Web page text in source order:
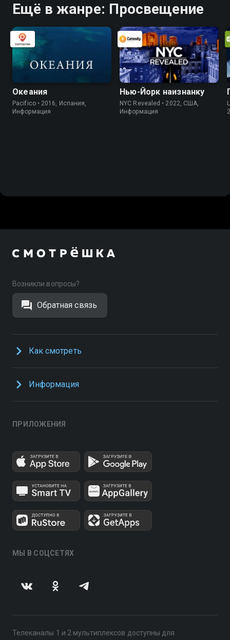
Ещё в жанре: Просвещение
Океания
Pacifico • 2016, Испания,
Информация
Нью-Йорк наизнанку
NYC Revealed • 2022, США,
Информация
Возникли вопросы?
Обратная связь
Как смотреть
Информация
ПРИЛОЖЕНИЯ
МЫ В СОЦСЕТЯХ
Телеканалы 1 и 2 мультиплексов доступны для